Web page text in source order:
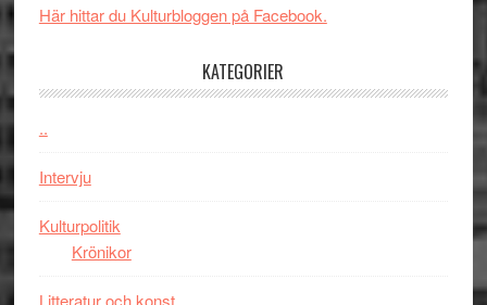
om
människans
Här hittar du Kulturbloggen på Facebook.
KATEGORIER
..
Intervju
Kulturpolitik
Krönikor
Litteratur och konst